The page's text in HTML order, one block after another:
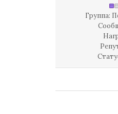
Группа: